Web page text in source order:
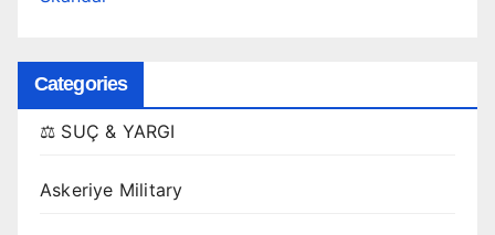
Categories
⚖️ SUÇ & YARGI
Askeriye Military